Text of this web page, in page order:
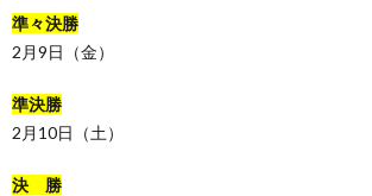
準々決勝
2月9日（金）
準決勝
2月10日（土）
決 勝